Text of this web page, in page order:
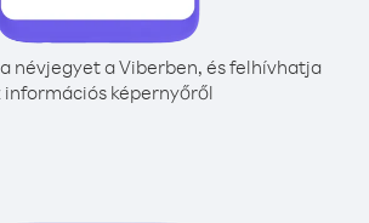
névjegyet a Viberben, és felhívhatja
információs képernyőről